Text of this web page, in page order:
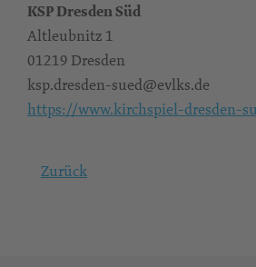
KSP Dresden Süd
Altleubnitz 1
01219 Dresden
ksp.dresden-sued@evlks.de
https://www.kirchspiel-dresden-
Zurück